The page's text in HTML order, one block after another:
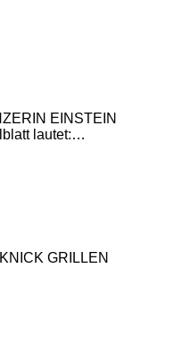
EINSTEIN
lautet:…
GRILLEN